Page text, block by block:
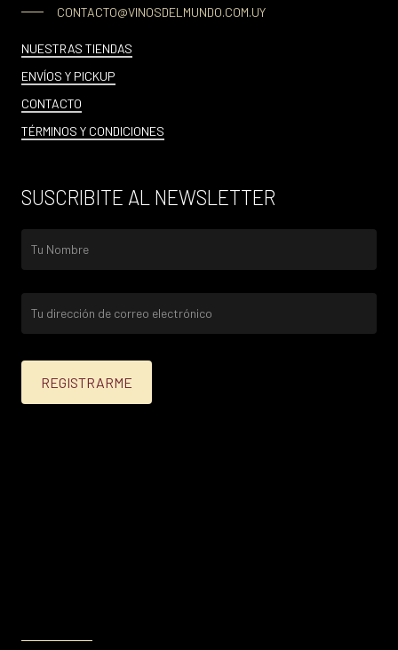
CONTACTO@VINOSDELMUNDO.COM.UY
NUESTRAS TIENDAS
ENVÍOS Y PICKUP
CONTACTO
TÉRMINOS Y CONDICIONES
SUSCRIBITE AL NEWSLETTER